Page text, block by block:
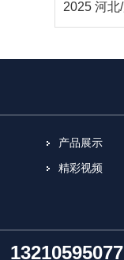
产品展示
精彩视频
13210595077